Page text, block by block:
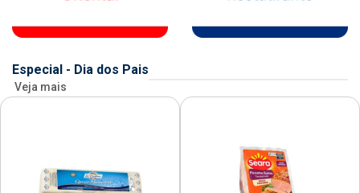
Especial - Dia dos Pais
Veja mais